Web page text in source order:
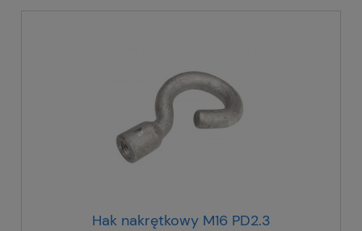
Hak nakrętkowy M16 PD2.3